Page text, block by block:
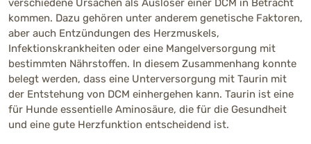
verschiedene Ursachen als Auslöser einer DCM in Betracht
kommen. Dazu gehören unter anderem genetische Faktoren,
aber auch Entzündungen des Herzmuskels,
Infektionskrankheiten oder eine Mangelversorgung mit
bestimmten Nährstoffen. In diesem Zusammenhang konnte
belegt werden, dass eine Unterversorgung mit Taurin mit
der Entstehung von DCM einhergehen kann. Taurin ist eine
für Hunde essentielle Aminosäure, die für die Gesundheit
und eine gute Herzfunktion entscheidend ist.